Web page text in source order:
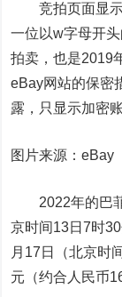
竞拍页面显示
一位以w字母开
拍卖，也是2019
eBay网站的保密
露，只显示加密账
图片来源：eBay
2022年的巴菲
京时间13日7时
月17日（北京时
元（约合人民币